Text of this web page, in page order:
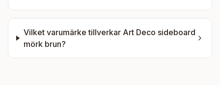
Vilket varumärke tillverkar Art Deco sideboard
mörk brun?